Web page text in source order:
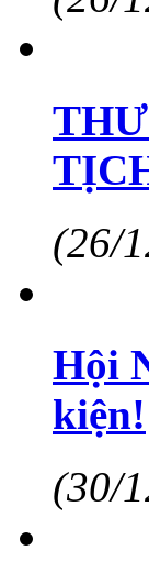
(26/
Hội
kiện!
(30/